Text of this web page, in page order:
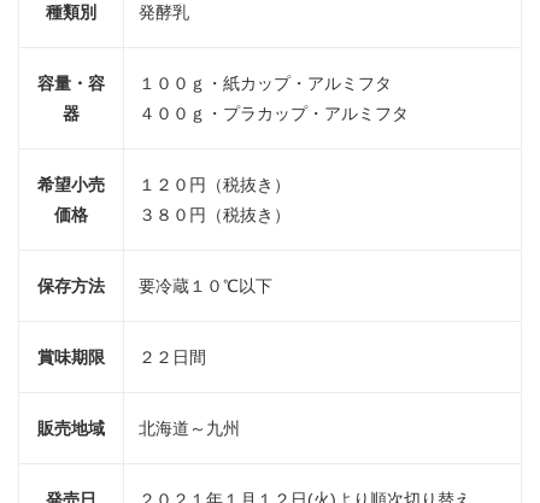
種類別 発酵乳
容量・容
器
１００ｇ・紙カップ・アルミフタ
４００ｇ・プラカップ・アルミフタ
希望小売
価格
１２０円（税抜き）
３８０円（税抜き）
保存方法 要冷蔵１０℃以下
賞味期限 ２２日間
販売地域 北海道～九州
発売日 ２０２１年１月１２日(火)より順次切り替え